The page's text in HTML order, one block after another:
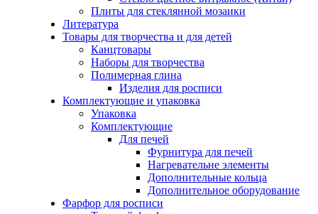
Плиты для стеклянной мозаики
Литература
Товары для творчества и для детей
Канцтовары
Наборы для творчества
Полимерная глина
Изделия для росписи
Комплектующие и упаковка
Упаковка
Комплектующие
Для печей
Фурнитура для печей
Нагревательне элементы
Дополнительные кольца
Дополнительное оборудование
Фарфор для росписи